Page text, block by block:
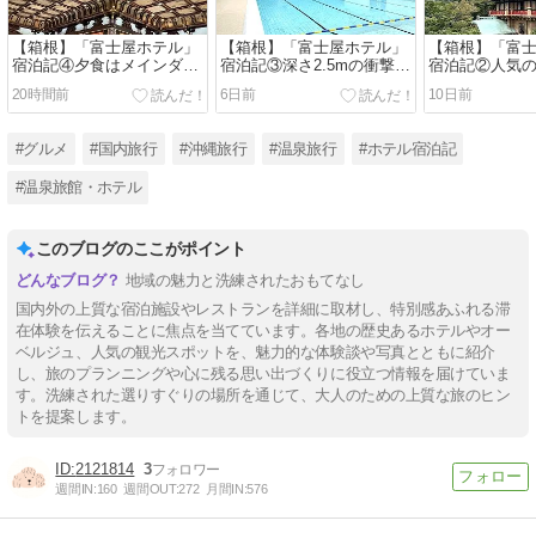
【箱根】「富士屋ホテル」
宿泊記④夕食はメインダイ
ニング「ザ・フジヤ」（登
録有形文化財）で伝統のフ
20時間前
【箱根】「富士屋ホテル」
宿泊記③深さ2.5mの衝撃！
100年の歴史を誇る夏限定
の屋外プールとレトロ可愛
6日前
【箱根】「富
宿泊記②人気
に泊まって分
デメリット
10日前
#グルメ #国内旅行 #沖縄旅行 #温泉旅行 #ホテル宿泊記
#温泉旅館・ホテル
このブログのここがポイント
地域の魅力と洗練されたおもてなし
国内外の上質な宿泊施設やレストランを詳細に取材し、特別感あふれる滞
在体験を伝えることに焦点を当てています。各地の歴史あるホテルやオー
ベルジュ、人気の観光スポットを、魅力的な体験談や写真とともに紹介
し、旅のプランニングや心に残る思い出づくりに役立つ情報を届けていま
す。洗練された選りすぐりの場所を通じて、大人のための上質な旅のヒン
トを提案します。
2121814 3
週間IN:160 週間OUT:272 月間IN:576